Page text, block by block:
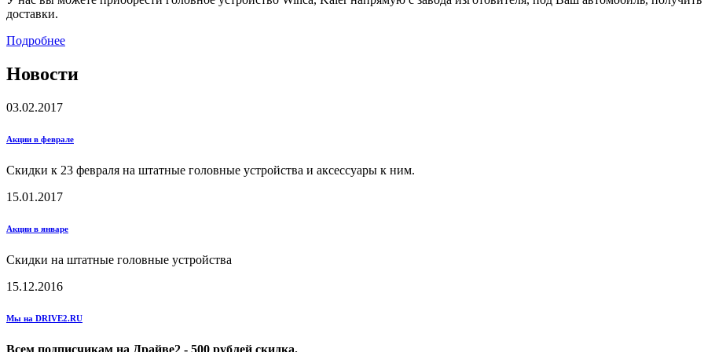
доставки.
Подробнее
Новости
03.02.2017
Акции в феврале
Скидки к 23 февраля на штатные головные устройства и аксессуары к ним.
15.01.2017
Акции в январе
Скидки на штатные головные устройства
15.12.2016
Мы на DRIVE2.RU
Всем подписчикам на Драйве2 - 500 рублей скидка.